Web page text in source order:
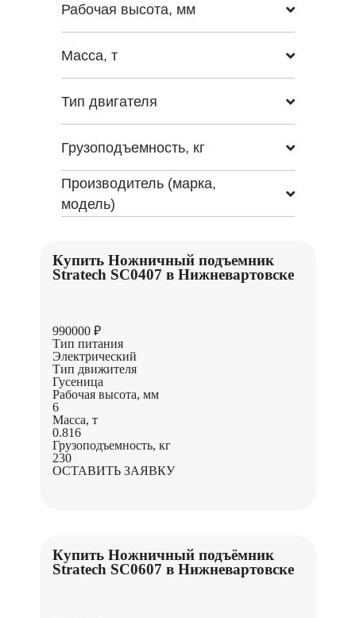
Рабочая высота, мм
Масса, т
Тип двигателя
Грузоподъемность, кг
Производитель (марка,
модель)
Купить Ножничный подъемник
Stratech SC0407 в Нижневартовске
990000 ₽
Тип питания
Электрический
Тип движителя
Гусеница
Рабочая высота, мм
6
Масса, т
0.816
Грузоподъемность, кг
230
ОСТАВИТЬ ЗАЯВКУ
Купить Ножничный подъёмник
Stratech SC0607 в Нижневартовске